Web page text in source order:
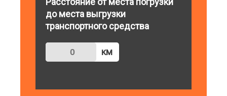
до места выгрузки
транспортного средства
км